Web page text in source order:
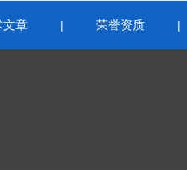
文章 | 荣誉资质 |